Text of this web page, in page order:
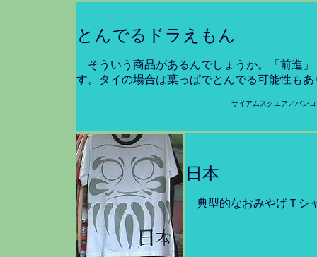
とんでるドラえもん
そういう商品があるんでしょうか。「前進
す。タイの場合は葉っぱでとんでる可能性も
サイアムスクエア／バン
日本
典型的なおみやげＴシ